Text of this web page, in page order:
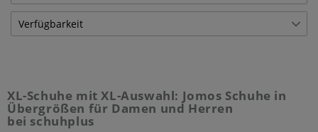
€ ― €
Verfügbarkeit
XL-Schuhe mit XL-Auswahl: Jomos Schuhe in
Übergrößen für Damen und Herren
bei schuhplus